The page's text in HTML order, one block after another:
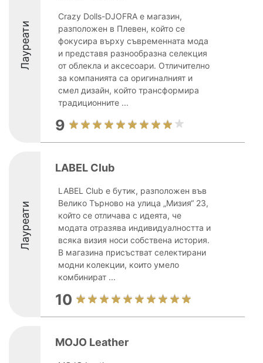
Лауреати
Crazy Dolls-DJOFRA е магазин,
разположен в Плевен, който се
фокусира върху съвременната мода
и представя разнообразна селекция
от облекла и аксесоари. Отличително
за компанията са оригиналният и
смел дизайн, който трансформира
традиционните ...
9
Лауреати
LABEL Club
LABEL Club е бутик, разположен във
Велико Търново на улица „Мизия“ 23,
който се отличава с идеята, че
модата отразява индивидуалността и
всяка визия носи собствена история.
В магазина присъстват селектирани
модни колекции, които умело
комбинират ...
10
MOJO Leather